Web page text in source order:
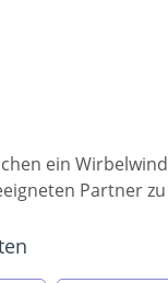
ein
Partner